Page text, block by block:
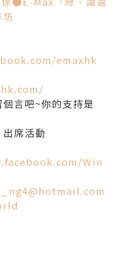
emaxhk
言吧~你的支持是
席活動
Win